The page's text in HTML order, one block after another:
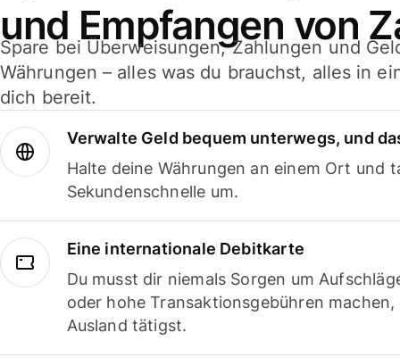
und Empfangen von
Spare bei Überweisungen, Zahlungen und
Währungen – alles was du brauchst, alles in
dich bereit.
Verwalte Geld bequem unterwegs, und
Halte deine Währungen an einem Ort und
Sekundenschnelle um.
Eine internationale Debitkarte
Du musst dir niemals Sorgen um
oder hohe Transaktionsgebühren
Ausland tätigst.